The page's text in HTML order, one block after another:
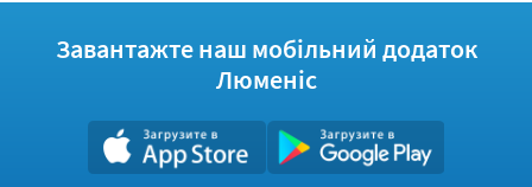
Завантажте наш мобільний додаток
Люменіс